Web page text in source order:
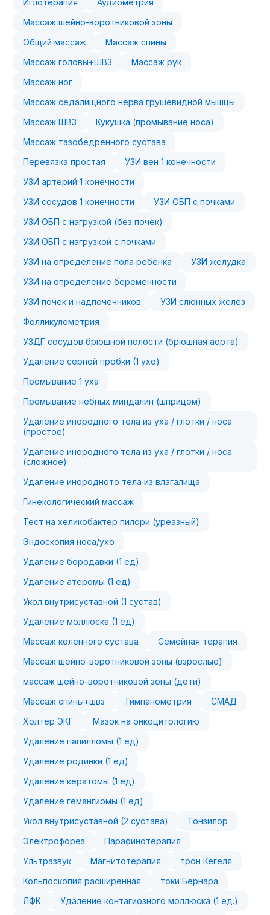
Иглотерапия
Аудиометрия
Массаж шейно-воротниковой зоны
Общий массаж
Массаж спины
Массаж головы+ШВЗ
Массаж рук
Массаж ног
Массаж седалищного нерва грушевидной мышцы
Массаж ШВЗ
Кукушка (промывание носа)
Массаж тазобедренного сустава
Перевязка простая
УЗИ вен 1 конечности
УЗИ артерий 1 конечности
УЗИ сосудов 1 конечности
УЗИ ОБП с почками
УЗИ ОБП с нагрузкой (без почек)
УЗИ ОБП с нагрузкой с почками
УЗИ на определение пола ребенка
УЗИ желудка
УЗИ на определение беременности
УЗИ почек и надпочечников
УЗИ слюнных желез
Фолликулометрия
УЗДГ сосудов брюшной полости (брюшная аорта)
Удаление серной пробки (1 ухо)
Промывание 1 уха
Промывание небных миндалин (шприцом)
Удаление инородного тела из уха / глотки / носа
(простое)
Удаление инородного тела из уха / глотки / носа
(сложное)
Удаление инородното тела из влагалища
Гинекологический массаж
Тест на хеликобактер пилори (уреазный)
Эндоскопия носа/ухо
Удаление бородавки (1 ед)
Удаление атеромы (1 ед)
Укол внутрисуставной (1 сустав)
Удаление моллюска (1 ед)
Массаж коленного сустава
Семейная терапия
Массаж шейно-воротниковой зоны (взрослые)
массаж шейно-воротниковой зоны (дети)
Массаж спины+швз
Тимпанометрия
СМАД
Холтер ЭКГ
Мазок на онкоцитологию
Удаление папилломы (1 ед)
Удаление родинки (1 ед)
Удаление кератомы (1 ед)
Удаление гемангиомы (1 ед)
Укол внутрисуставной (2 сустава)
Тонзилор
Электрофорез
Парафинотерапия
Ультразвук
Магнитотерапия
трон Кегеля
Кольпоскопия расширенная
токи Бернара
ЛФК
Удаление контагиозного моллюска (1 ед.)